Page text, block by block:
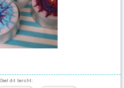
Deel dit bericht: